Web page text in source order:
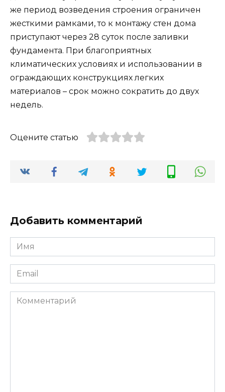
же период возведения строения ограничен
жесткими рамками, то к монтажу стен дома
приступают через 28 суток после заливки
фундамента. При благоприятных
климатических условиях и использовании в
ограждающих конструкциях легких
материалов – срок можно сократить до двух
недель.
Оцените статью
Добавить комментарий
Имя
*
Email
*
Комментарий